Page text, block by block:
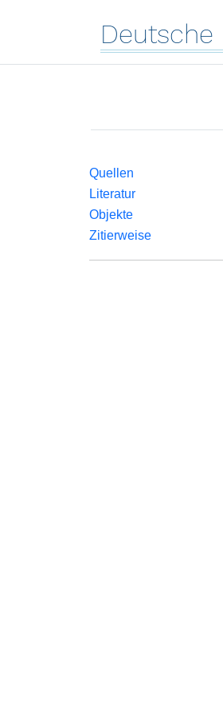
Deutsche
Quellen
Literatur
Objekte
Zitierweise